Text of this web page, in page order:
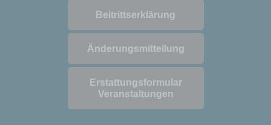
Beitrittserklärung
Änderungsmitteilung
Erstattungsformular
Veranstaltungen